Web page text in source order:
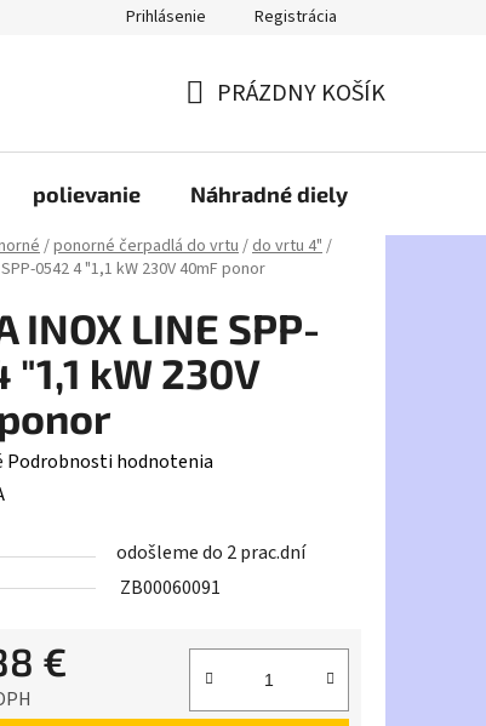
Prihlásenie Registrácia
KOŠÍK
PRÁZDNY KOŠÍK
polievanie Náhradné diely
/ponorné čerpadlá do vrtu/do vrtu 4"/
SPP-0542 4 "1,1 kW 230V 40mF ponor
INOX LINE SPP-
"1,1 kW 230V
Podrobnosti hodnotenia
odošleme do 2 prac.dní
ZB00060091
€